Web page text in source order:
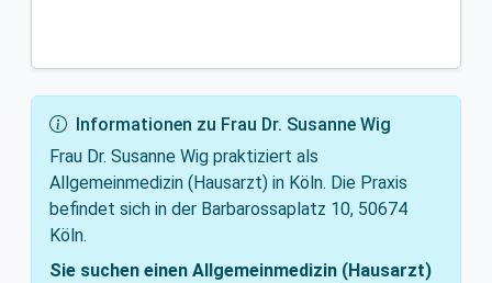
Informationen zu Frau Dr. Susanne Wig
Frau Dr. Susanne Wig praktiziert als
Allgemeinmedizin (Hausarzt) in Köln. Die Praxis
befindet sich in der Barbarossaplatz 10, 50674
Köln.
Sie suchen einen Allgemeinmedizin (Hausarzt)